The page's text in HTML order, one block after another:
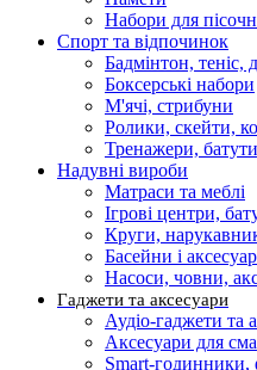
Набори для
Спорт та відпочинок
Бадмінтон, теніс,
Боксерські набори
М'ячі, стрибуни
Ролики, скейти,
Тренажери,
Надувні вироби
Матраси та меблі
Ігрові центри,
Круги,
Басейни і
Насоси, човни,
Гаджети та аксесуари
Аудіо-гаджети та
Аксесуари для
Smart-годинники,